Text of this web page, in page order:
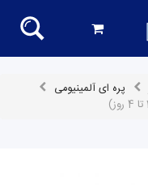
پره ای آلمینیومی